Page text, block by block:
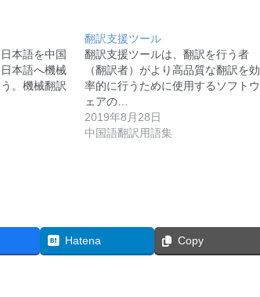
本語を中国
本語へ機械
。機械翻訳
翻訳支援ツール
翻訳支援ツールは、翻訳を行う者
（翻訳者）がより高品質な翻訳を効
率的に行うために使用するソフトウ
ェアの…
2019年8月28日
中国語翻訳用語集
Hatena Copy